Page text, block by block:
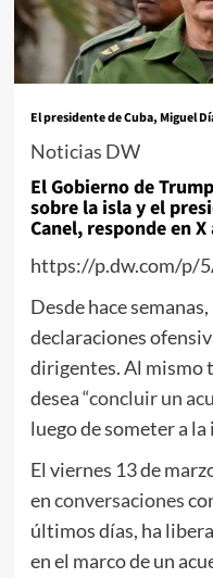
El presidente de Cuba, Miguel
Noticias DW
El Gobierno de
sobre la isla y el
Canel, responde en X
https://p.dw.com/p/
Desde hace semanas,
declaraciones
dirigentes. Al mismo
desea“concluir un
luego de someter a
El viernes 13 de
enconversaciones
últimos días, ha
en el marco de un